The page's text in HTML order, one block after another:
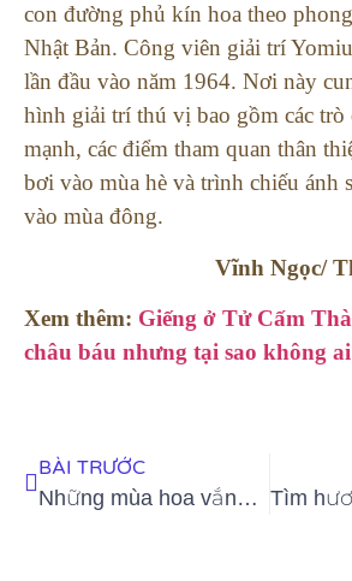
con đường phủ kín hoa theo
Nhật Bản. Công viên giải trí
lần đầu vào năm 1964. Nơi này
hình giải trí thú vị bao gồm các trò
mạnh, các điểm tham quan thân
bơi vào mùa hè và trình chiếu ánh
vào mùa đông.
Vĩnh Ngọc/
Xem thêm: Giếng ở Tử Cấm
châu báu nhưng tại sao không
BÀI TRƯỚC
Những mùa hoa vắng khách du lịch